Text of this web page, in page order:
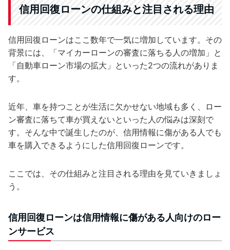
信用回復ローンの仕組みと注目される理由
信用回復ローンはここ数年で一気に増加しています。その
背景には、「マイカーローンの審査に落ちる人の増加」と
「自動車ローン市場の拡大」といった2つの流れがありま
す。
近年、車を持つことが生活に欠かせない地域も多く、ロー
ン審査に落ちて車が買えないといった人の悩みは深刻で
す。そんな中で誕生したのが、信用情報に傷がある人でも
車を購入できるようにした信用回復ローンです。
ここでは、その仕組みと注目される理由を見ていきましょ
う。
信用回復ローンは信用情報に傷がある人向けのロー
ンサービス